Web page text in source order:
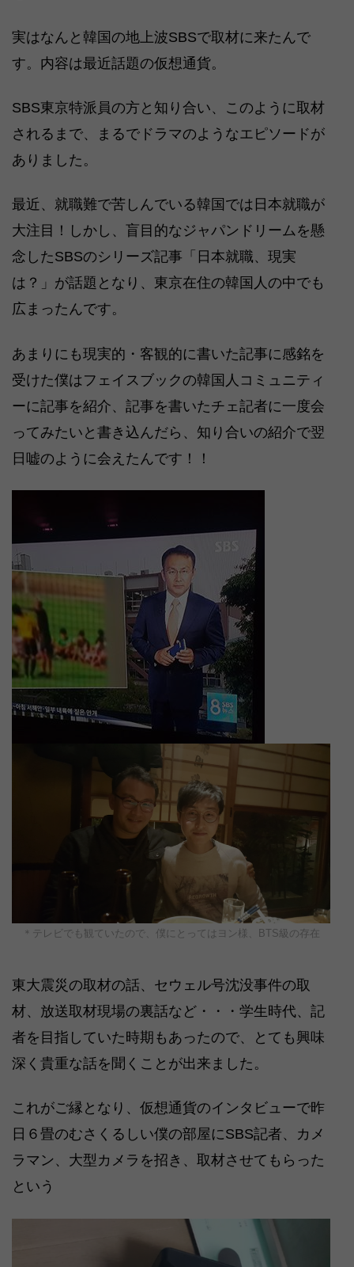
実はなんと韓国の地上波SBSで取材に来たんで
す。内容は最近話題の仮想通貨。
SBS東京特派員の方と知り合い、このように取材
されるまで、まるでドラマのようなエピソードが
ありました。
最近、就職難で苦しんでいる韓国では日本就職が
大注目！しかし、盲目的なジャパンドリームを懸
念したSBSのシリーズ記事「日本就職、現実
は？」が話題となり、東京在住の韓国人の中でも
広まったんです。
あまりにも現実的・客観的に書いた記事に感銘を
受けた僕はフェイスブックの韓国人コミュニティ
ーに記事を紹介、記事を書いたチェ記者に一度会
ってみたいと書き込んだら、知り合いの紹介で翌
日嘘のように会えたんです！！
＊テレビでも観ていたので、僕にとってはヨン様、BTS級の存在
東大震災の取材の話、セウェル号沈没事件の取
材、放送取材現場の裏話など・・・学生時代、記
者を目指していた時期もあったので、とても興味
深く貴重な話を聞くことが出来ました。
これがご縁となり、仮想通貨のインタビューで昨
日６畳のむさくるしい僕の部屋にSBS記者、カメ
ラマン、大型カメラを招き、取材させてもらった
という